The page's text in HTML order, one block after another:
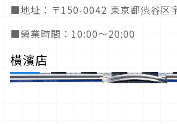
■地址：〒150-0042 東京都渋谷区
■營業時間：10:00～20:00
橫濱店